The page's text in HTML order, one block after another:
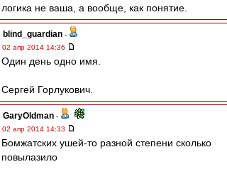
логика не ваша, а вообще, как понятие.
blind_guardian -
02 апр 2014 14:36
Один день одно имя.
Сергей Горлукович.
GaryOldman -
02 апр 2014 14:33
Бомжатских ушей-то разной степени сколько
повылазило